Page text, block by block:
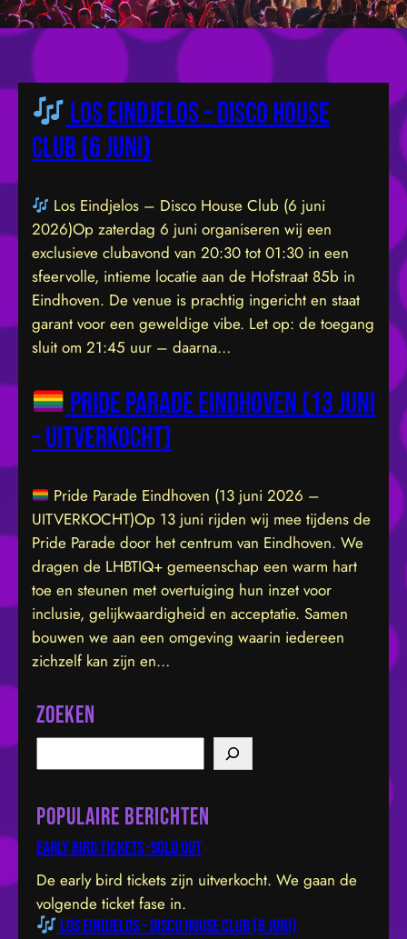
Los Eindjelos – Disco House
Club (6 juni)
Los Eindjelos – Disco House Club (6 juni
2026)Op zaterdag 6 juni organiseren wij een
exclusieve clubavond van 20:30 tot 01:30 in een
sfeervolle, intieme locatie aan de Hofstraat 85b in
Eindhoven. De venue is prachtig ingericht en staat
garant voor een geweldige vibe. Let op: de toegang
sluit om 21:45 uur – daarna…
Pride Parade Eindhoven (13 juni
– UITVERKOCHT)
Pride Parade Eindhoven (13 juni 2026 –
UITVERKOCHT)Op 13 juni rijden wij mee tijdens de
Pride Parade door het centrum van Eindhoven. We
dragen de LHBTIQ+ gemeenschap een warm hart
toe en steunen met overtuiging hun inzet voor
inclusie, gelijkwaardigheid en acceptatie. Samen
bouwen we aan een omgeving waarin iedereen
zichzelf kan zijn en…
Zoeken
e
r
c
Populaire berichten
Early bird tickets -sold out
De early bird tickets zijn uitverkocht. We gaan de
volgende ticket fase in.
Los Eindjelos – Disco House Club (6 juni)